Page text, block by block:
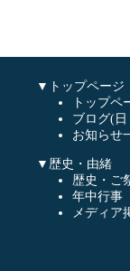
▼トップページ
トップペ
ブログ(
お知らせ
▼歴史・由緒
歴史・ご
年中行事
メディア